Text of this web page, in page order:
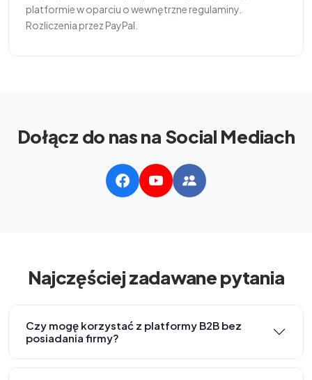
platformie w oparciu o wewnętrzne regulaminy.
Rozliczenia przez PayPal.
Dołącz do nas na Social Mediach
Najczęściej zadawane pytania
Czy mogę korzystać z platformy B2B bez
posiadania firmy?